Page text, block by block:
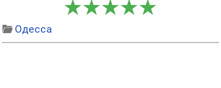
Одесса